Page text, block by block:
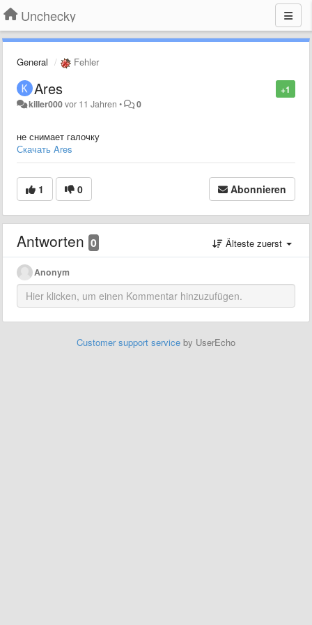
Unchecky
General Fehler
+1
Ares
killer000vor 11 Jahren • 0
не снимает галочку
Скачать Ares
1 0 Abonnieren
Antworten 0 Älteste zuerst
Anonym
Customer support service by UserEcho